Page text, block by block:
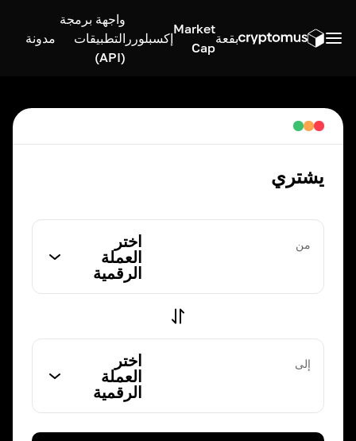
بقعة
Market
Cap
إكسبلورر
واجهة برمجة
التطبيقات
(API)
مدونة
يشتري
من
اختر
العملة
الرقمية
إلى
اختر
العملة
الرقمية